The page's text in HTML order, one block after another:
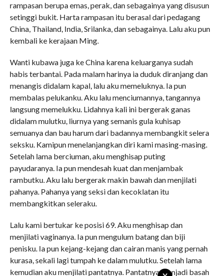
rampasan berupa emas, perak, dan sebagainya yang disusun
setinggi bukit. Harta rampasan itu berasal dari pedagang
China, Thailand, India, Srilanka, dan sebagainya. Lalu aku pun
kembali ke kerajaan Ming.
Wanti kubawa juga ke China karena keluarganya sudah
habis terbantai. Pada malam harinya ia duduk diranjang dan
menangis didalam kapal, lalu aku memeluknya. Ia pun
membalas pelukanku. Aku lalu menciumannya, tangannya
langsung memelukku. Lidahnya kali ini bergerak ganas
didalam mulutku, liurnya yang semanis gula kuhisap
semuanya dan bau harum dari badannya membangkit selera
seksku. Kamipun menelanjangkan diri kami masing-masing.
Setelah lama berciuman, aku menghisap puting
payudaranya. Ia pun mendesah kuat dan menjambak
rambutku. Aku lalu bergerak makin bawah dan menjilati
pahanya. Pahanya yang seksi dan kecoklatan itu
membangkitkan seleraku.
Lalu kami bertukar ke posisi 69. Aku menghisap dan
menjilati vaginanya. Ia pun mengulum batang dan biji
penisku. Ia pun kejang-kejang dan cairan manis yang pernah
kurasa, sekali lagi tumpah ke dalam mulutku. Setelah lama
kemudian aku menjilati pantatnya. Pantatnya menjadi basah